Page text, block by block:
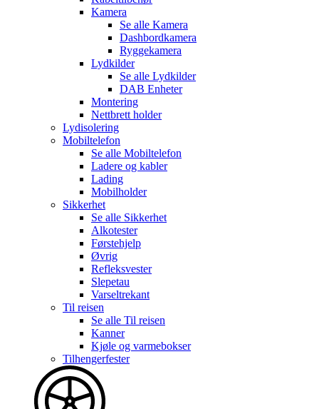
Kamera
Se alle Kamera
Dashbordkamera
Ryggekamera
Lydkilder
Se alle Lydkilder
DAB Enheter
Montering
Nettbrett holder
Lydisolering
Mobiltelefon
Se alle Mobiltelefon
Ladere og kabler
Lading
Mobilholder
Sikkerhet
Se alle Sikkerhet
Alkotester
Førstehjelp
Øvrig
Refleksvester
Slepetau
Varseltrekant
Til reisen
Se alle Til reisen
Kanner
Kjøle og varmebokser
Tilhengerfester